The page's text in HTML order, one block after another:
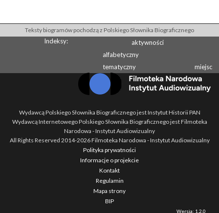
Teksty biogramów pochodzą z Polskiego Słownika Biograficznego
Indeksy:
aktywności
alfabetyczny
tematyczny
miejsc
Wydawcą Polskiego Słownika Biograficznego jest Instytut Historii PAN
Wydawcą Internetowego Polskiego Słownika Biograficznego jest Filmoteka
Narodowa - Instytut Audiowizualny
All Rights Reserved 2014-2026Filmoteka Narodowa - Instytut Audiowizualny
Polityka prywatności
Informacje o projekcie
Kontakt
Regulamin
Mapa strony
BIP
Wersja: 1.2.0